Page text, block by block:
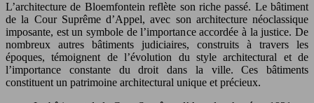
L’architecture de Bloemfontein reflète son riche passé. Le bâtiment
de la Cour Suprême d’Appel, avec son architecture néoclassique
imposante, est un symbole de l’importance accordée à la justice. De
nombreux autres bâtiments judiciaires, construits à travers les
époques, témoignent de l’évolution du style architectural et de
l’importance constante du droit dans la ville. Ces bâtiments
constituent un patrimoine architectural unique et précieux.